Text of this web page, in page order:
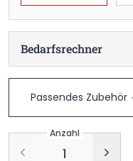
Bedarfsrechner
Passendes Zubehör
Anzahl